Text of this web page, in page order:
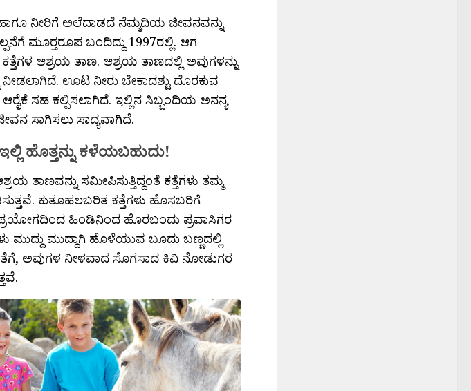
ನೀರಿಗೆ ಅಲೆದಾಡದೆ ನೆಮ್ಮದಿಯ ಜೀವನವನ್ನು
ಮೂರ‍್ತರೂಪ ಬಂದಿದ್ದು 1997ರಲ್ಲಿ. ಆಗ
ಆಶ್ರಯ ತಾಣ. ಆಶ್ರಯ ತಾಣದಲ್ಲಿ ಅವುಗಳನ್ನು
ನೀಡಲಾಗಿದೆ. ಊಟ ನೀರು ಬೇಕಾದಶ್ಟು ದೊರಕುವ
ಆರೈಕೆ ಸಹ ಕಲ್ಪಿಸಲಾಗಿದೆ. ಇಲ್ಲಿನ ಸಿಬ್ಬಂದಿಯ ಅನನ್ಯ
ಸಾಗಿಸಲು ಸಾದ್ಯವಾಗಿದೆ.
ಹೊತ್ತನ್ನು ಕಳೆಯಬಹುದು!
ತಾಣವನ್ನು ಸಮೀಪಿಸುತ್ತಿದ್ದಂತೆ ಕತ್ತೆಗಳು ತಮ್ಮ
ಕುತೂಹಲಬರಿತ ಕತ್ತೆಗಳು ಹೊಸಬರಿಗೆ
ಹಿಂಡಿನಿಂದ ಹೊರಬಂದು ಪ್ರವಾಸಿಗರ
ಮುದ್ದು ಮುದ್ದಾಗಿ ಹೊಳೆಯುವ ಬೂದು ಬಣ್ಣದಲ್ಲಿ
ಅವುಗಳ ನೀಳವಾದ ಸೊಗಸಾದ ಕಿವಿ ನೋಡುಗರ